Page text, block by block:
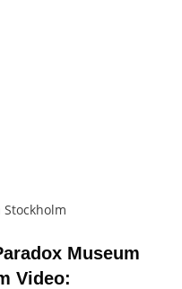
Stockholm
Museum
Video: